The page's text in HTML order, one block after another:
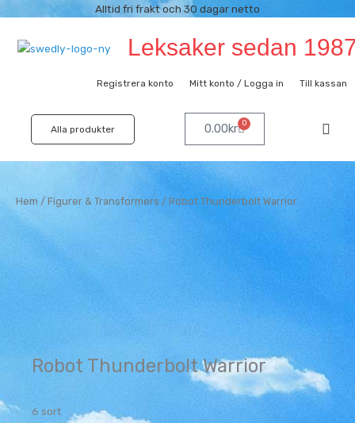
innehåll
Alltid fri frakt och 30 dagar netto
Leksaker sedan
Registrera konto Mitt konto / Logga in Till kassan
Alla produkter 0.00kr 0
Varukorg
Hem / Figurer & Transformers / Robot Thunderbolt Warrior
Robot Thunderbolt Warrior
6 sort